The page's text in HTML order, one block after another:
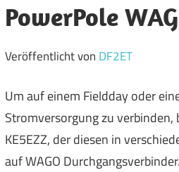
PowerPole
Veröffentlicht von DF2ET
Um auf einem Fieldday oder
Stromversorgung zu verbinden,
KE5EZZ, der diesen in
auf WAGO